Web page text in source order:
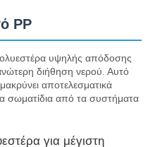
PP
υψηλής απόδοσης
διήθηση νερού. Αυτό
αποτελεσματικά
σωματίδια από τα συστήματα
για μέγιστη